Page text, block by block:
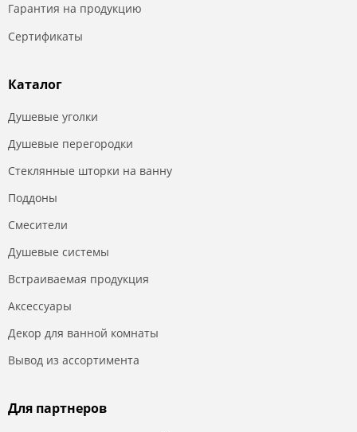
Гарантия на продукцию
Сертификаты
Каталог
Душевые уголки
Душевые перегородки
Стеклянные шторки на ванну
Поддоны
Смесители
Душевые системы
Встраиваемая продукция
Аксессуары
Декор для ванной комнаты
Вывод из ассортимента
Для партнеров